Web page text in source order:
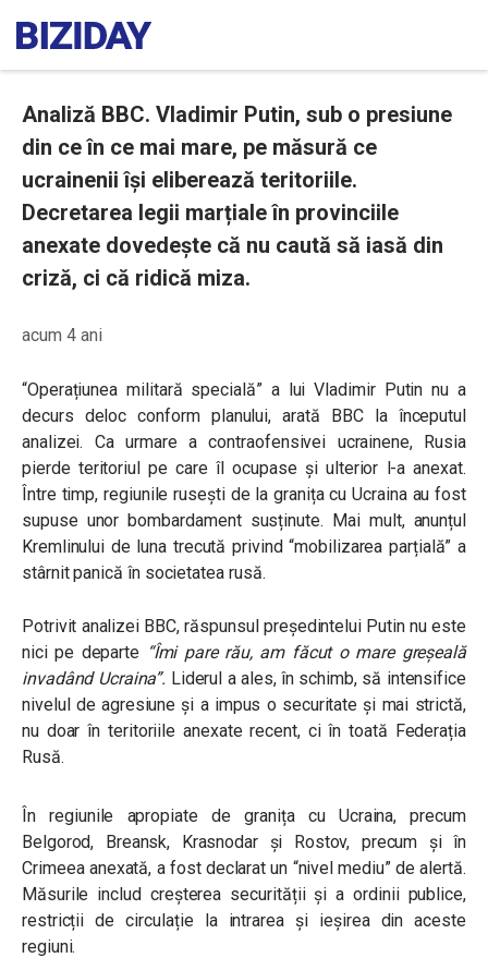
Analiză BBC. Vladimir Putin, sub o presiune
din ce în ce mai mare, pe măsură ce
ucrainenii își eliberează teritoriile.
Decretarea legii marțiale în provinciile
anexate dovedește că nu caută să iasă din
criză, ci că ridică miza.
acum 4 ani
“Operațiunea militară specială” a lui Vladimir Putin nu a
decurs deloc conform planului, arată BBC la începutul
analizei. Ca urmare a contraofensivei ucrainene, Rusia
pierde teritoriul pe care îl ocupase și ulterior l-a anexat.
Între timp, regiunile rusești de la granița cu Ucraina au fost
supuse unor bombardament susținute. Mai mult, anunțul
Kremlinului de luna trecută privind “mobilizarea parțială” a
stârnit panică în societatea rusă.
Potrivit analizei BBC, răspunsul președintelui Putin nu este
nici pe departe “Îmi pare rău, am făcut o mare greșeală
invadând Ucraina”. Liderul a ales, în schimb, să intensifice
nivelul de agresiune și a impus o securitate și mai strictă,
nu doar în teritoriile anexate recent, ci în toată Federația
Rusă.
În regiunile apropiate de granița cu Ucraina, precum
Belgorod, Breansk, Krasnodar și Rostov, precum și în
Crimeea anexată, a fost declarat un “nivel mediu” de alertă.
Măsurile includ creșterea securității și a ordinii publice,
restricții de circulație la intrarea și ieșirea din aceste
regiuni.